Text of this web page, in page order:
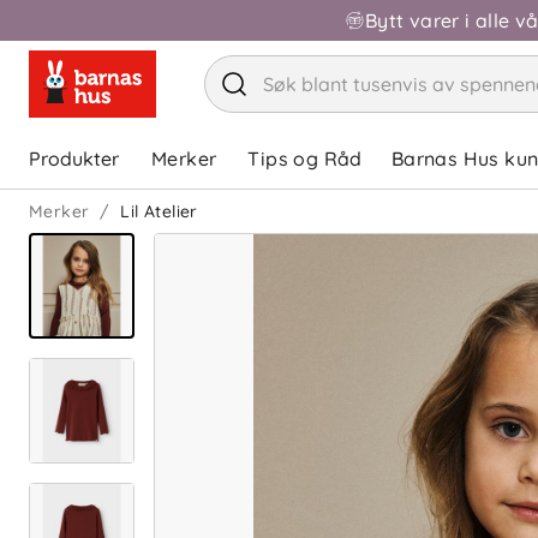
Bytt varer i alle
Produkter Merker Tips og Råd Barnas Hus
Merker Lil Atelier